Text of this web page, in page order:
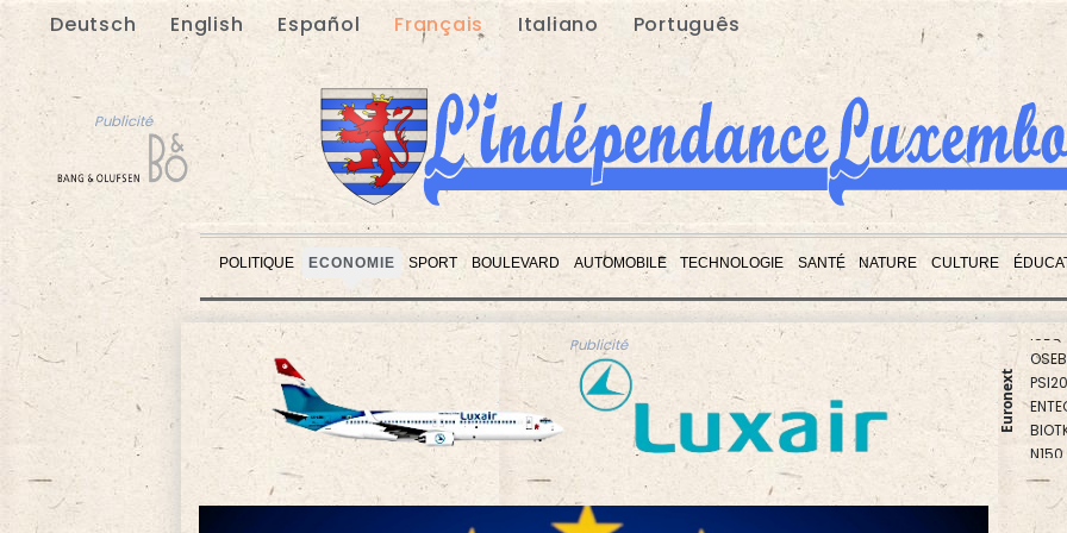
Deutsch English Español Français Italiano Português
Publicité
POLITIQUE ECONOMIE SPORT BOULEVARD AUTOMOBILE TECHNOLOGIE SANTÉ NATURE CULTURE
Publicité
Euronext
PX1
OSEBX
PSI20
ENTEC
N150
AEX